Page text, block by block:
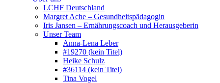
LCHF Deutschland
Margret Ache – Gesundheitspädagogin
Iris Jansen – Ernährungscoach und Herausgeberin
Unser Team
Anna-Lena Leber
#19270 (kein Titel)
Heike Schulz
#36114 (kein Titel)
Tina Vogel